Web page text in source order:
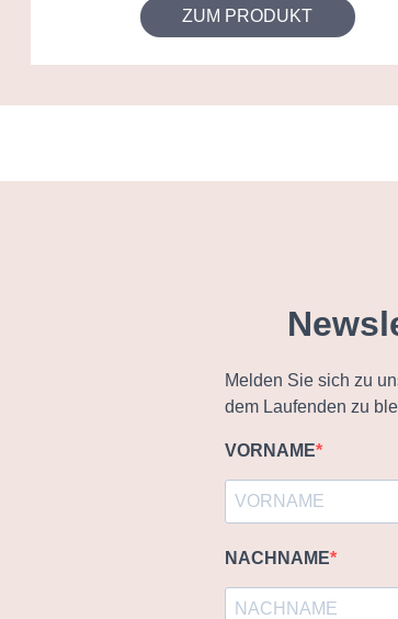
ZUM PRODUKT
Melden Sie sich zu
dem Laufenden zu
VORNAME
NACHNAME